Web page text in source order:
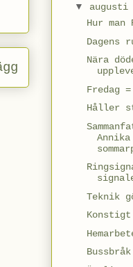
▼ augusti
Hur man
Dagens
Nära
Fredag
Håller
Annika
Teknik
Bussbråk